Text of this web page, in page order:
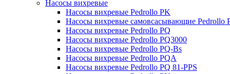
Насосы вихревые
Насосы вихревые Pedrollo PK
Насосы вихревые самовсасывающие Pedrollo
Насосы вихревые Pedrollo PQ
Насосы вихревые Pedrollo PQ3000
Насосы вихревые Pedrollo PQ-Bs
Насосы вихревые Pedrollo PQA
Насосы вихревые Pedrollo PQ 81-PPS